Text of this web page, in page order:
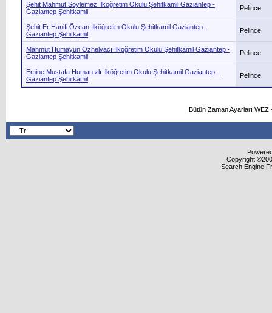
Şehit Mahmut Söylemez İlköğretim Okulu Şehitkamil Gaziantep -
Gaziantep Şehitkamil
Pelince
Şehit Er Hanifi Özcan İlköğretim Okulu Şehitkamil Gaziantep -
Gaziantep Şehitkamil
Pelince
Mahmut Humayun Özhelvacı İlköğretim Okulu Şehitkamil Gaziantep -
Gaziantep Şehitkamil
Pelince
Emine Mustafa Humanızlı İlköğretim Okulu Şehitkamil Gaziantep -
Gaziantep Şehitkamil
Pelince
Bütün Zaman Ayarları
Copyright
Search Engine